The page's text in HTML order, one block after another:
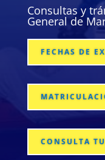
Consultas y
General de
FECHAS DE
CONSULTA